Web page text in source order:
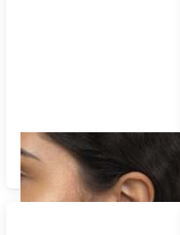
Ohrringe-Ohrstecker-
Ohrring Beads